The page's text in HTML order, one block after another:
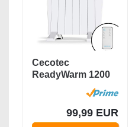
Cecotec
ReadyWarm 1200
Connector -...
99,99 EUR